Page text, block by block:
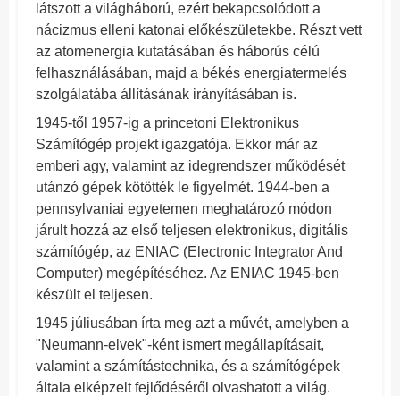
látszott a világháború, ezért bekapcsolódott a
nácizmus elleni katonai előkészületekbe. Részt vett
az atomenergia kutatásában és háborús célú
felhasználásában, majd a békés energiatermelés
szolgálatába állításának irányításában is.
1945-től 1957-ig a princetoni Elektronikus
Számítógép projekt igazgatója. Ekkor már az
emberi agy, valamint az idegrendszer működését
utánzó gépek kötötték le figyelmét. 1944-ben a
pennsylvaniai egyetemen meghatározó módon
járult hozzá az első teljesen elektronikus, digitális
számítógép, az ENIAC (Electronic Integrator And
Computer) megépítéséhez. Az ENIAC 1945-ben
készült el teljesen.
1945 júliusában írta meg azt a művét, amelyben a
"Neumann-elvek"-ként ismert megállapításait,
valamint a számítástechnika, és a számítógépek
általa elképzelt fejlődéséről olvashatott a világ.